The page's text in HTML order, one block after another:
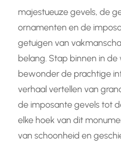
majestueuze gevels, de
ornamenten en de
getuigen van
belang. Stap binnen in
bewonder de prachtige
verhaal vertellen van
de imposante gevels tot
elke hoek van dit
van schoonheid en